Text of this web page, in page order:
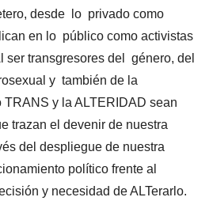
desde lo privado como
en lo público como activistas
ser transgresores del género, del
y también de la
TRANS y la ALTERIDAD sean
trazan el devenir de nuestra
del despliegue de nuestra
político frente al
y necesidad de ALTerarlo.